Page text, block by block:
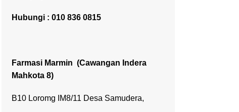
Hubungi : 010 836 0815
Farmasi Marmin (Cawangan Indera
Mahkota 8)
B10 Loromg IM8/11 Desa Samudera,